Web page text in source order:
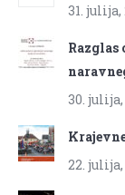
31. julija,
30. julija,
22. julija,